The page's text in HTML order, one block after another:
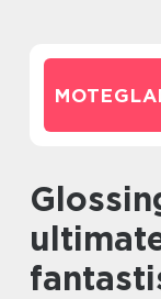
Glossing hår – Din